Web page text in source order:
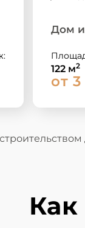
Дом
122 м2
от